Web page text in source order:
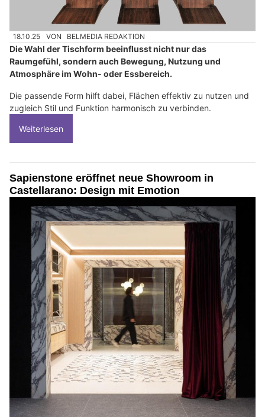
18.10.25 VON BELMEDIA REDAKTION
Die Wahl der Tischform beeinflusst nicht nur das
Raumgefühl, sondern auch Bewegung, Nutzung und
Atmosphäre im Wohn‑ oder Essbereich.
Die passende Form hilft dabei, Flächen effektiv zu nutzen und
zugleich Stil und Funktion harmonisch zu verbinden.
Weiterlesen
Sapienstone eröffnet neue Showroom in
Castellarano: Design mit Emotion